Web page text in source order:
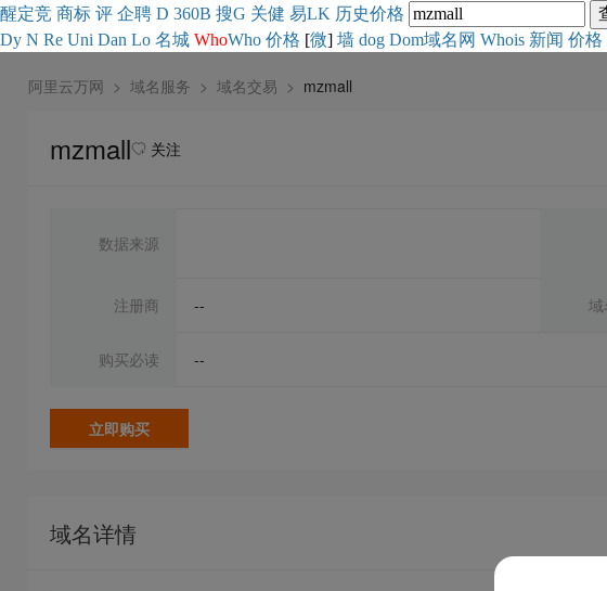
醒定竞 商标 评 企聘 D 360B 搜G 关健 易LK 历史价格
Dy N Re Uni Dan Lo 名城 WhoWho 价格 [微] 墙 dog Dom域名网 Whois 新闻 价格